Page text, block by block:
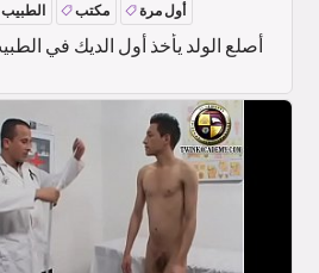
الطبيب مكتب أول مرة